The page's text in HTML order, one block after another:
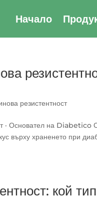
Начало
резистентност
· Основател на Diabetico
върху храненето при
кой